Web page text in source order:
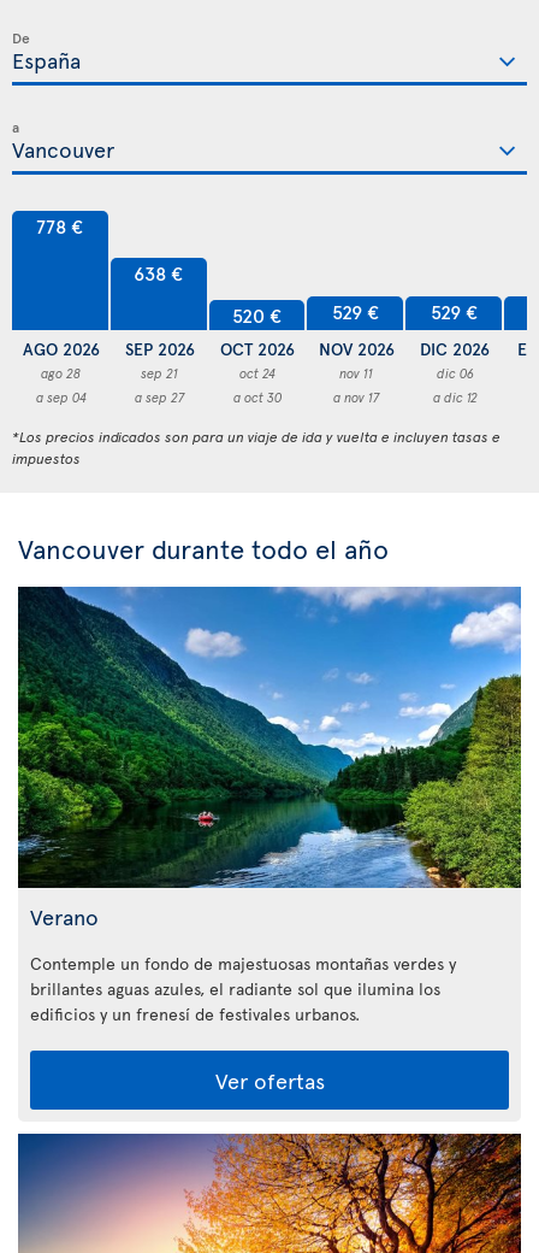
De
a
778 €
AGO 2026
ago 28
a sep 04
638 €
SEP 2026
sep 21
a sep 27
520 €
OCT 2026
oct 24
a oct 30
529 €
NOV 2026
nov 11
a nov 17
529 €
DIC 2026
dic 06
a dic 12
*Los precios indicados son para un viaje de ida y vuelta e incluyen tasas e
impuestos
Vancouver durante todo el año
Verano
Contemple un fondo de majestuosas montañas verdes y
brillantes aguas azules, el radiante sol que ilumina los
edificios y un frenesí de festivales urbanos.
Ver ofertas